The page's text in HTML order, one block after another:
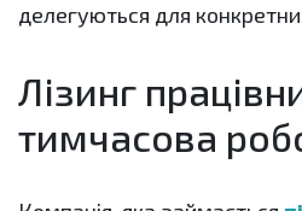
делегуються для
Лізинг
тимчасова